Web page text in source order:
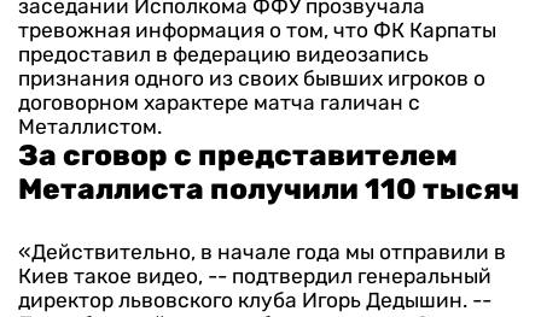
заседании Исполкома ФФУ прозвучала
тревожная информация о том, что ФК Карпаты
предоставил в федерацию видеозапись
признания одного из своих бывших игроков о
договорном характере матча галичан с
Металлистом.
За сговор с представителем
Металлиста получили 110 тысяч
«Действительно, в начале года мы отправили в
Киев такое видео, -- подтвердил генеральный
директор львовского клуба Игорь Дедышин. --